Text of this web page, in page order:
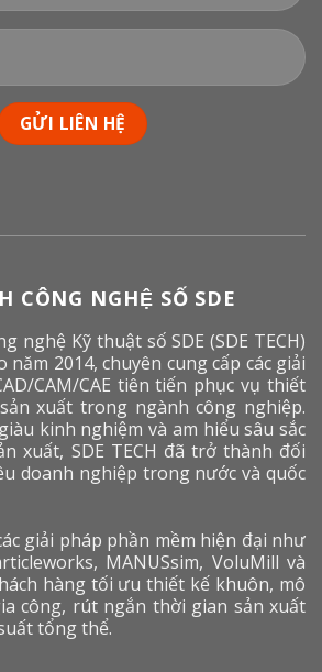
CÔNG NGHỆ SỐ SDE
nghệ Kỹ thuật số SDE (SDE TECH)
2014, chuyên cung cấp các giải
CAM/CAE tiên tiến phục vụ thiết
xuất trong ngành công nghiệp.
kinh nghiệm và am hiểu sâu sắc
xuất, SDE TECH đã trở thành đối
doanh nghiệp trong nước và quốc
giải pháp phần mềm hiện đại như
MANUSsim, VoluMill và
hàng tối ưu thiết kế khuôn, mô
công, rút ngắn thời gian sản xuất
tổng thể.